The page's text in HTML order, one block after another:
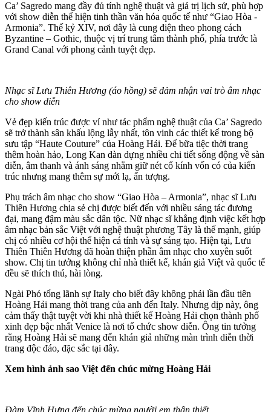
Ca’ Sagredo mang đầy đủ tính nghệ thuật và giá trị lịch sử, phù hợp
với show diễn thể hiện tinh thần văn hóa quốc tế như “Giao Hòa -
Armonia”. Thế kỷ XIV, nơi đây là cung điện theo phong cách
Byzantine – Gothic, thuộc vị trí trung tâm thành phố, phía trước là
Grand Canal với phong cảnh tuyệt đẹp.
Nhạc sĩ Lưu Thiên Hương (áo hồng) sẽ đảm nhận vai trò âm nhạc
cho show diễn
Vẻ đẹp kiến trúc được ví như tác phẩm nghệ thuật của Ca’ Sagredo
sẽ trở thành sân khấu lộng lẫy nhất, tôn vinh các thiết kế trong bộ
sưu tập “Haute Couture” của Hoàng Hải. Để bữa tiệc thời trang
thêm hoàn hảo, Long Kan dàn dựng nhiều chi tiết sống động về sàn
diễn, âm thanh và ánh sáng nhằm giữ nét cổ kính vốn có của kiến
trúc nhưng mang thêm sự mới lạ, ấn tượng.
Phụ trách âm nhạc cho show “Giao Hòa – Armonia”, nhạc sĩ Lưu
Thiên Hương chia sẻ chị được biết đến với nhiều sáng tác đương
đại, mang đậm màu sắc dân tộc. Nữ nhạc sĩ khẳng định việc kết hợp
âm nhạc bản sắc Việt với nghệ thuật phương Tây là thế mạnh, giúp
chị có nhiều cơ hội thể hiện cá tính và sự sáng tạo. Hiện tại, Lưu
Thiên Thiên Hương đã hoàn thiện phần âm nhạc cho xuyên suốt
show. Chị tin tưởng không chỉ nhà thiết kế, khán giả Việt và quốc tế
đều sẽ thích thú, hài lòng.
Ngài Phó tổng lãnh sự Italy cho biết đây không phải lần đầu tiên
Hoàng Hải mang thời trang của anh đến Italy. Nhưng dịp này, ông
cảm thấy thật tuyệt vời khi nhà thiết kế Hoàng Hải chọn thành phố
xinh đẹp bậc nhất Venice là nơi tổ chức show diễn. Ông tin tưởng
rằng Hoàng Hải sẽ mang đến khán giả những màn trình diễn thời
trang độc đáo, đặc sắc tại đây.
Xem hình ảnh sao Việt đến chúc mừng Hoàng Hải